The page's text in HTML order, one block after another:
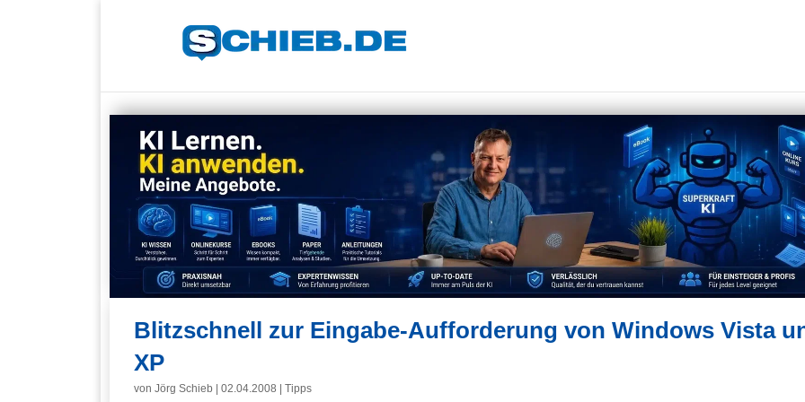
Blitzschnell zur Eingabe-Aufforderung von Windows Vista
XP
von Jörg Schieb 02.04.2008 Tipps